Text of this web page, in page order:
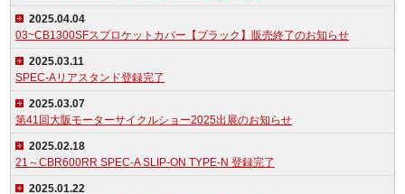
2025.04.04
03~CB1300SFスプロケットカバー【ブラック】販売終了のお知らせ
2025.03.11
SPEC-Aリアスタンド登録完了
2025.03.07
第41回大阪モーターサイクルショー2025出展のお知らせ
2025.02.18
21～CBR600RR SPEC-A SLIP-ON TYPE-N 登録完了
2025.01.22